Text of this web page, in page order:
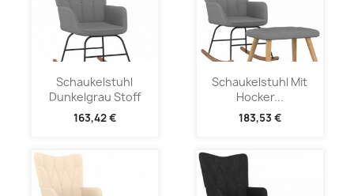
Schaukelstuhl
Dunkelgrau Stoff
163,42 €
Schaukelstuhl Mit
Hocker...
183,53 €